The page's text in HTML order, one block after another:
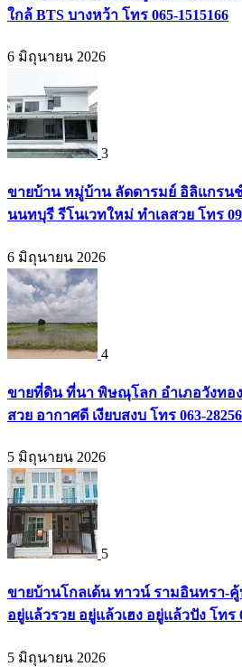
ใกล้ BTS บางหว้า โทร 065-1515166
6 มิถุนายน 2026
3
ขายบ้าน หมู่บ้าน ลัดดารมย์ อิลิแกรน
นนทบุรี รีโนเวทใหม่ ทำเลสวย โทร
6 มิถุนายน 2026
4
ขายที่ดิน ที่นา พิษณุโลก อำเภอวังทอง
สวย อากาศดี เงียบสงบ โทร 063-
5 มิถุนายน 2026
5
ขายบ้านโกลเด้น ทาวน์ รามอินทรา-
อยู่แล้วรวย อยู่แล้วเฮง อยู่แล้วปัง โทร
5 มิถุนายน 2026